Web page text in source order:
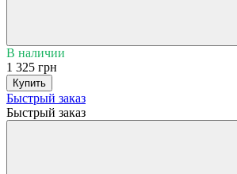
В наличии
1 325 грн
Купить
Быстрый заказ
Быстрый заказ